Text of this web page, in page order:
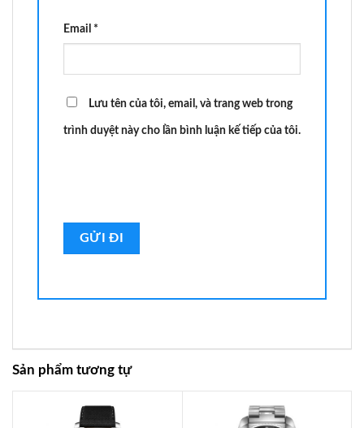
Email *
Lưu tên của tôi, email, và trang web trong
trình duyệt này cho lần bình luận kế tiếp của tôi.
Sản phẩm tương tự